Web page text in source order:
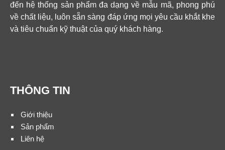
đến hệ thống sản phẩm đa dạng về mẫu mã, phong phú
về chất liệu, luôn sẵn sàng đáp ứng mọi yêu cầu khắt khe
và tiêu chuẩn kỹ thuật của quý khách hàng.
THÔNG TIN
Giới thiệu
Sản phẩm
Liên hệ